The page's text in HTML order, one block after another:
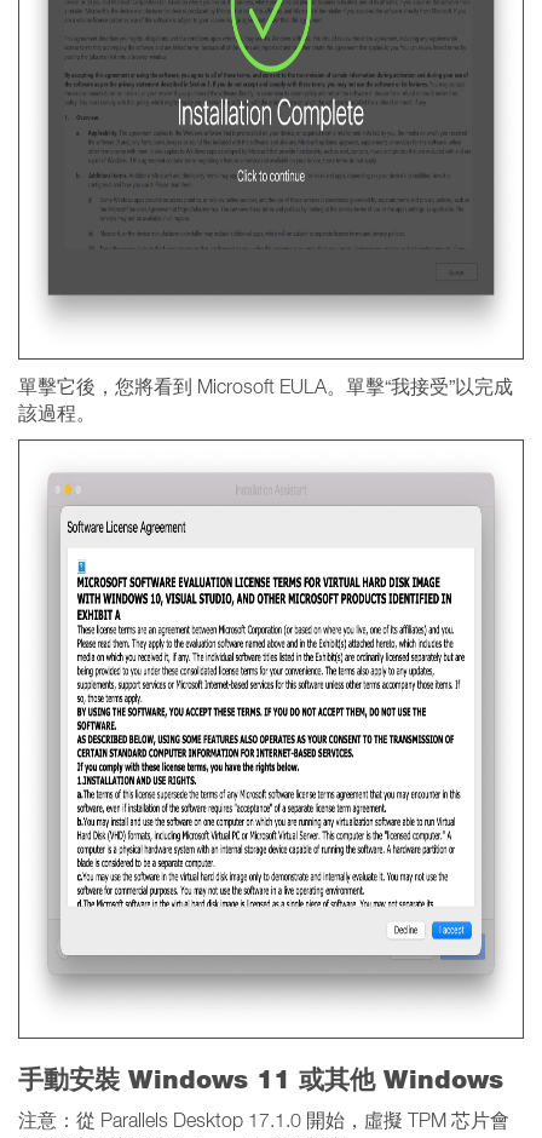
單擊它後，您將看到 Microsoft EULA。單擊“我接受”以完成
該過程。
手動安裝 Windows 11 或其他 Windows
注意：從 Parallels Desktop 17.1.0 開始，虛擬 TPM 芯片會